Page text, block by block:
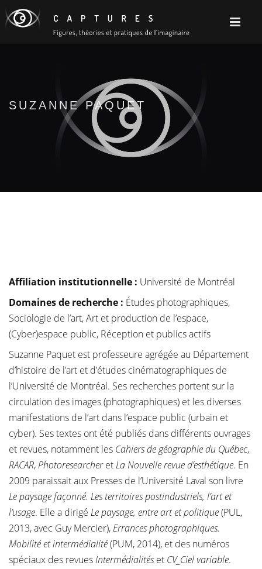
SUZANNE PAQUET
Affiliation institutionnelle : Université de Montréal
Domaines de recherche : Études photographiques,
Sociologie de l’art, Art et production de l’espace,
(Cyber)espace public, Réception et publics actifs
Suzanne Paquet est professeure agrégée au Département
d’histoire de l’art et d’études cinématographiques de
l’Université de Montréal. Ses recherches portent sur la
circulation des images (photographiques) et les diverses
manifestations de l’art dans l’espace public (urbain et
cyber). Ses textes ont été publiés dans différents ouvrages
et revues, notamment les Cahiers de géographie du Québec,
RACAR,PhotoresearcheretLa Nouvelle revue d’esthétique. En
2009 paraissait aux Presses de l’Université Laval son livre
Le paysage façonné. Les territoires postindustriels, l’art et
l’usage. Elle a dirigé Le paysage, entre art et politique(PUL,
2013, avec Guy Mercier),Errances photographiques.
Mobilité et intermédialité(PUM, 2014), et des numéros
spéciaux des revuesIntermédialitéset CV_Ciel variable.